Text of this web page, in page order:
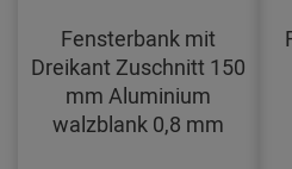
Fensterbank mit
Dreikant Zuschnitt 150
mm Aluminium
walzblank 0,8 mm